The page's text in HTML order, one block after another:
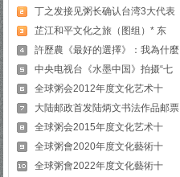
丁之发接见粥长确认台湾3大代表
芷江和平文化之旅（图组）* 东
許歷農《最好的選擇》：我為什麼
中央电视台《水墨中国》拍摄“七
全球粥会2012年度文化艺术十
大陆邮政首发陆炳文书法作品邮票
全球粥会2015年度文化艺术十
全球粥會2020年度文化藝術十
全球粥會2022年度文化藝術十